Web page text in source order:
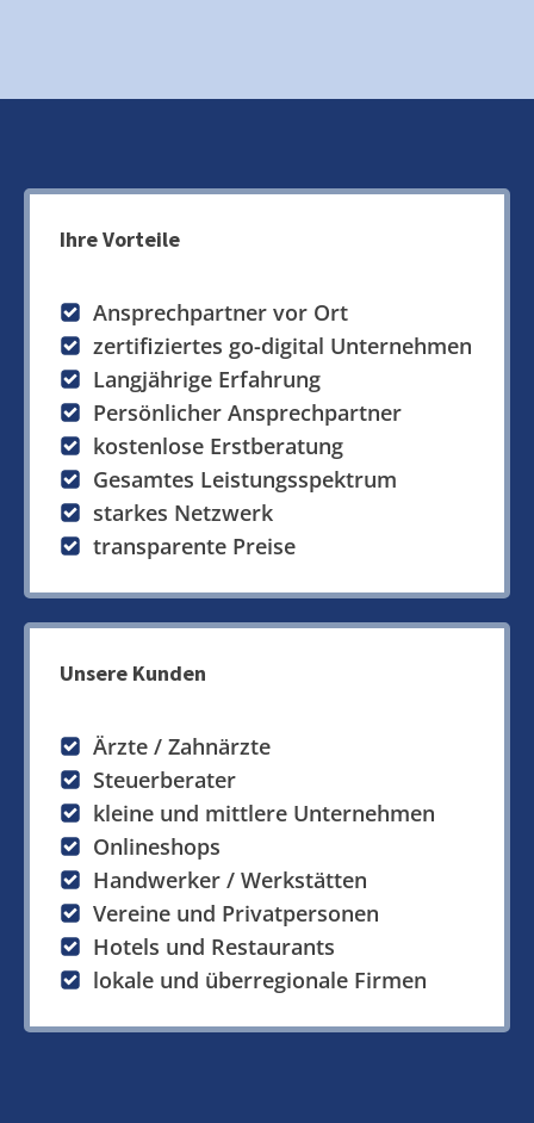
Ihre Vorteile
Ansprechpartner vor Ort
zertifiziertes go-digital Unternehmen
Langjährige Erfahrung
Persönlicher Ansprechpartner
kostenlose Erstberatung
Gesamtes Leistungsspektrum
starkes Netzwerk
transparente Preise
Unsere Kunden
Ärzte / Zahnärzte
Steuerberater
kleine und mittlere Unternehmen
Onlineshops
Handwerker / Werkstätten
Vereine und Privatpersonen
Hotels und Restaurants
lokale und überregionale Firmen